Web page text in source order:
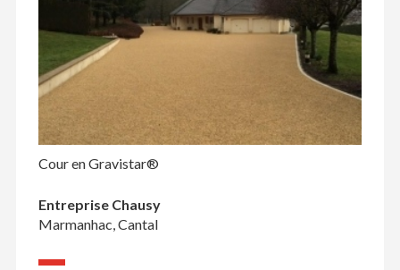
Cour en Gravistar®
Entreprise Chausy
Marmanhac, Cantal